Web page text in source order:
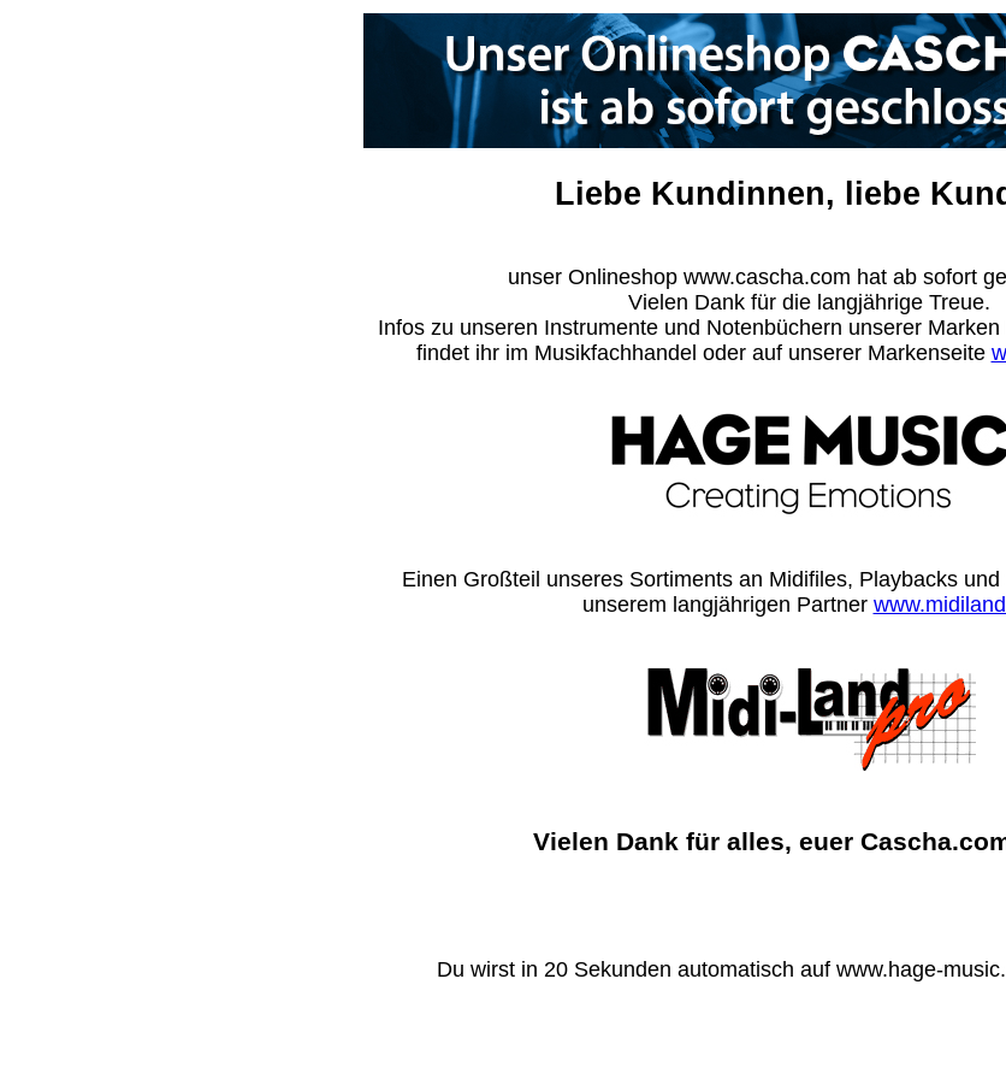
Liebe Kundinnen, liebe
unser Onlineshop www.cascha.com hat ab sofort
Vielen Dank für die langjährige Treue.
Infos zu unseren Instrumente und Notenbüchern unserer Marken
findet ihr im Musikfachhandel oder auf unserer Markenseite
Einen Großteil unseres Sortiments an Midifiles, Playbacks
unserem langjährigen Partner
Vielen Dank für alles, euer
Du wirst in 20 Sekunden automatisch auf www.hage-